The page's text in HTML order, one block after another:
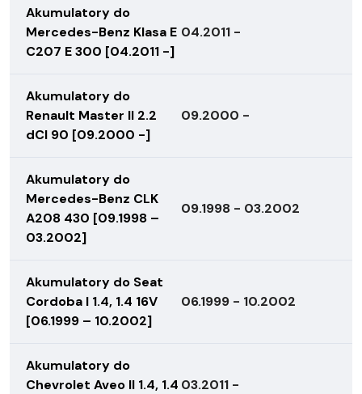
Akumulatory do
Mercedes-Benz Klasa E
C207 E 300 [04.2011 -]
04.2011 -
Akumulatory do
Renault Master II 2.2
dCI 90 [09.2000 -]
09.2000 -
Akumulatory do
Mercedes-Benz CLK
A208 430 [09.1998 –
03.2002]
09.1998 - 03.2002
Akumulatory do Seat
Cordoba I 1.4, 1.4 16V
[06.1999 – 10.2002]
06.1999 - 10.2002
Akumulatory do
Chevrolet Aveo II 1.4, 1.4 03.2011 -